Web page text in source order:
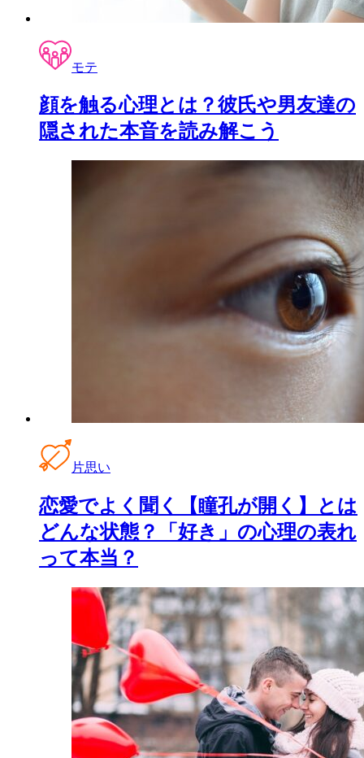
モテ
顔を触る心理とは？彼氏や男友達の
隠された本音を読み解こう
片思い
恋愛でよく聞く【瞳孔が開く】とは
どんな状態？「好き」の心理の表れ
って本当？